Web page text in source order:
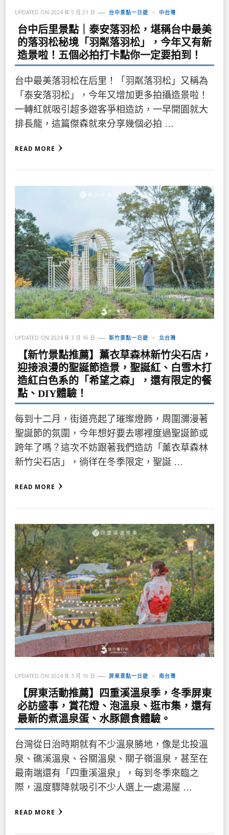
UPDATED ON 2024 年 5 月 21 日 台中景點一日遊 中台灣
台中后里景點｜泰安落羽松，堪稱台中最美
的落羽松秘境「羽粼落羽松」，今年又有新
造景啦！五個必拍打卡點你一定要拍到！
台中最美落羽松在后里！「羽粼落羽松」又稱為
「泰安落羽松」，今年又增加更多拍攝造景啦！
一轉紅就吸引超多遊客爭相造訪，一早開園就大
排長龍，這篇傑森就來分享幾個必拍 …
READ MORE
UPDATED ON 2024 年 3 月 16 日 新竹景點一日遊 北台灣
【新竹景點推薦】薰衣草森林新竹尖石店，
迎接浪漫的聖誕節造景，聖誕紅、白雪木打
造紅白色系的「希望之森」，還有限定的餐
點、DIY體驗！
每到十二月，街道亮起了璀璨燈飾，周圍瀰漫著
聖誕節的氛圍，今年想好要去哪裡度過聖誕節或
跨年了嗎？這次不妨跟著我們造訪「薰衣草森林
新竹尖石店」，徜徉在冬季限定，聖誕 …
READ MORE
UPDATED ON 2024 年 3 月 16 日 屏東景點一日遊 南台灣
【屏東活動推薦】四重溪溫泉季，冬季屏東
必訪盛事，賞花燈、泡溫泉、逛市集，還有
最新的煮溫泉蛋、水豚餵食體驗。
台灣從日治時期就有不少溫泉勝地，像是北投溫
泉、礁溪溫泉、谷關溫泉、關子嶺溫泉，甚至在
最南端還有「四重溪溫泉」，每到冬季來臨之
際，溫度驟降就吸引不少人選上一處湯屋 …
READ MORE